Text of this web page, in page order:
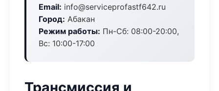
Email: info@serviceprofastf642.ru
Город: Абакан
Режим работы: Пн-Сб: 08:00-20:00,
Вс: 10:00-17:00
Трансмиссия и